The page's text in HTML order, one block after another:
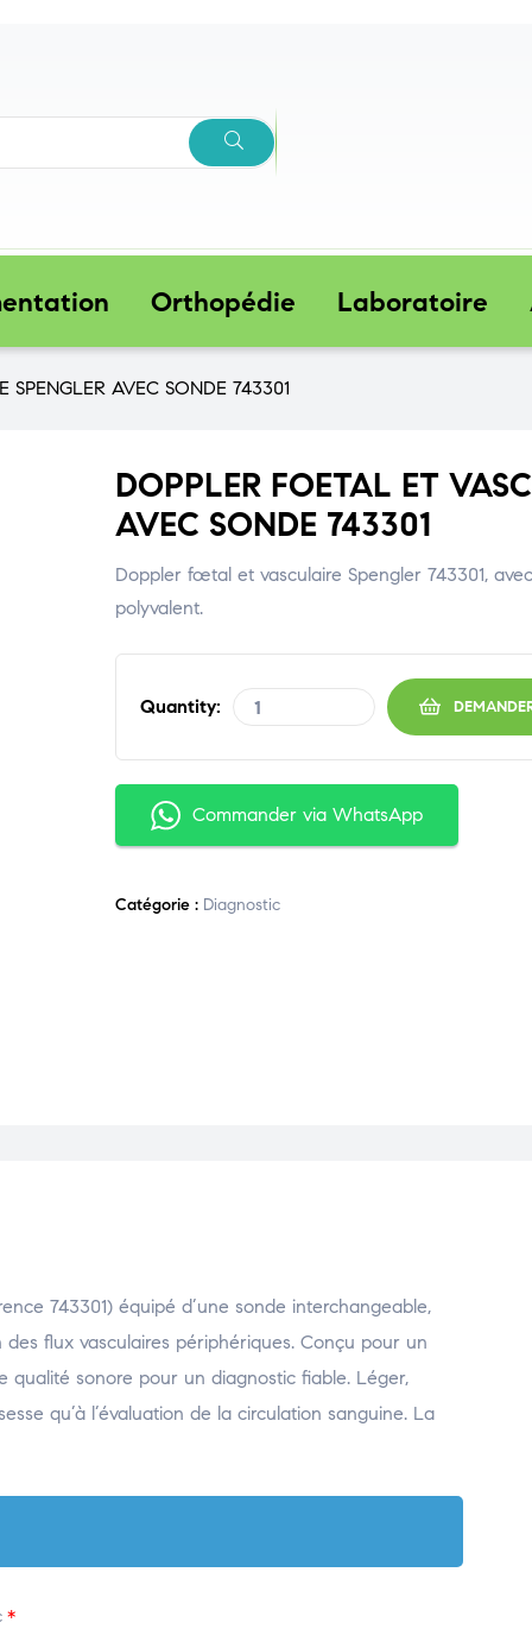
Orthopédie Laboratoire
SPENGLER AVEC SONDE 743301
DOPPLER FOETAL ET
AVEC SONDE 743301
Doppler fœtal et vasculaire Spengler 743301,
polyvalent.
Quantity:
Commander via WhatsApp
Catégorie : Diagnostic
743301) équipé d’une sonde interchangeable,
flux vasculaires périphériques. Conçu pour un
qualité sonore pour un diagnostic fiable. Léger,
qu’à l’évaluation de la circulation sanguine. La
*